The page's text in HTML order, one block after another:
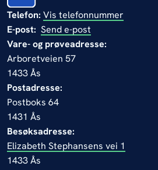
Telefon: Vis telefonnummer
E-post: Send e-post
Vare- og prøveadresse:
Arboretveien 57
1433 Ås
Postadresse:
Postboks 64
1431 Ås
Besøksadresse:
Elizabeth Stephansens vei 1
1433 Ås